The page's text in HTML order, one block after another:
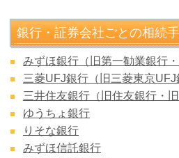
銀行・証券会社ごとの相続
みずほ銀行（旧第一勧業銀行・
三菱UFJ銀行（旧三菱東京UFJ
三井住友銀行（旧住友銀行・旧
ゆうちょ銀行
りそな銀行
みずほ信託銀行